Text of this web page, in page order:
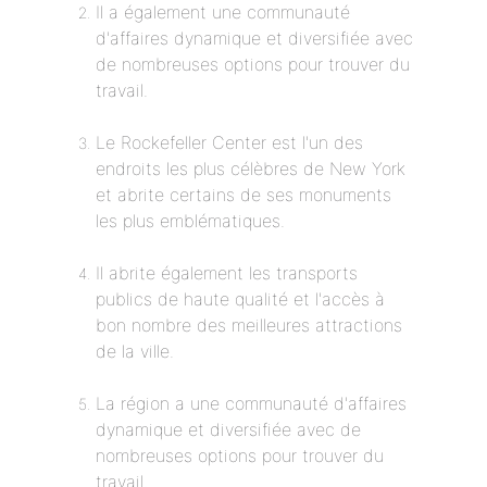
Il a également une communauté
d'affaires dynamique et diversifiée avec
de nombreuses options pour trouver du
travail.
Le Rockefeller Center est l'un des
endroits les plus célèbres de New York
et abrite certains de ses monuments
les plus emblématiques.
Il abrite également les transports
publics de haute qualité et l'accès à
bon nombre des meilleures attractions
de la ville.
La région a une communauté d'affaires
dynamique et diversifiée avec de
nombreuses options pour trouver du
travail.